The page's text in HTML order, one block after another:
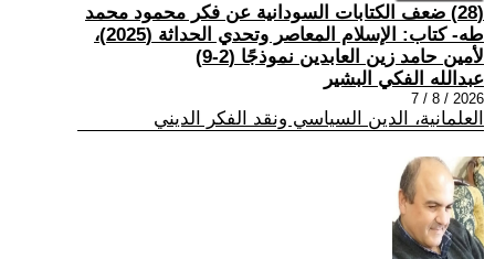
(28) ضعف الكتابات السودانية عن فكر محمود محمد
طه- كتاب: الإسلام المعاصر وتحدي الحداثة (2025)،
لأمين حامد زين العابدين نموذجًا (2-9)
عبدالله الفكي البشير
2026 / 8 / 7
العلمانية، الدين السياسي ونقد الفكر الديني